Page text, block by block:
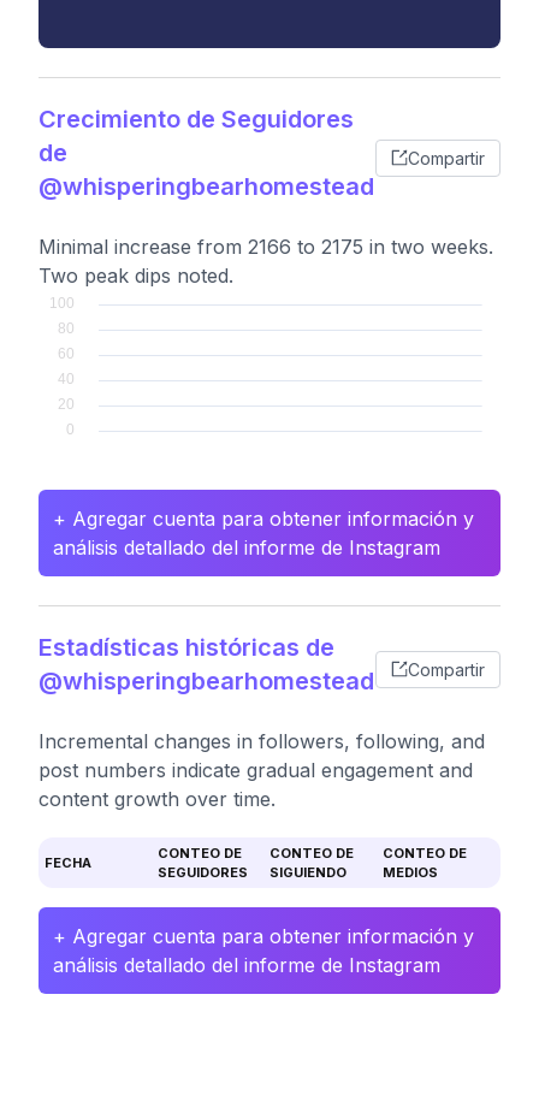
Crecimiento de Seguidores
de
@whisperingbearhomestead
Compartir
Minimal increase from 2166 to 2175 in two weeks.
Two peak dips noted.
+ Agregar cuenta para obtener información y
análisis detallado del informe de Instagram
Estadísticas históricas de
@whisperingbearhomestead
Compartir
Incremental changes in followers, following, and
post numbers indicate gradual engagement and
content growth over time.
FECHA
CONTEO DE
SEGUIDORES
CONTEO DE
SIGUIENDO
CONTEO DE
MEDIOS
+ Agregar cuenta para obtener información y
análisis detallado del informe de Instagram